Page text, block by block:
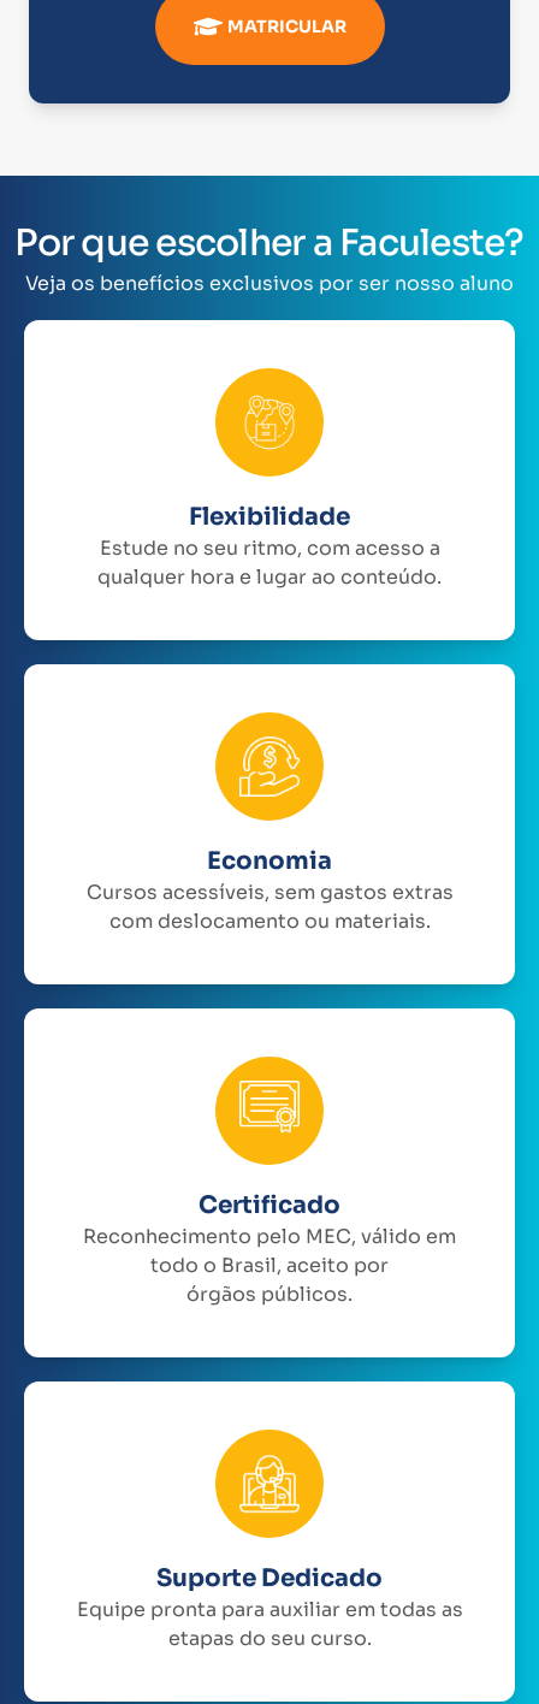
MATRICULAR
Por que escolher a Faculeste?
Veja os benefícios exclusivos por ser nosso aluno
Flexibilidade
Estude no seu ritmo, com acesso a
qualquer hora e lugar ao conteúdo.
Economia
Cursos acessíveis, sem gastos extras
com deslocamento ou materiais.
Certificado
Reconhecimento pelo MEC, válido em
todo o Brasil, aceito por
órgãos públicos.
Suporte Dedicado
Equipe pronta para auxiliar em todas as
etapas do seu curso.